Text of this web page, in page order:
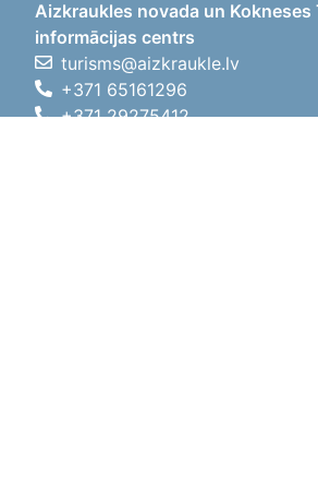
Aizkraukles novada un Kokneses
informācijas centrs
turisms@aizkraukle.lv
+371 65161296
+371 29275412